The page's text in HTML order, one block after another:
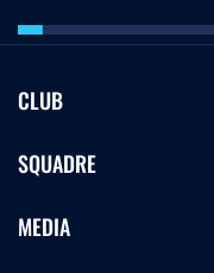
CLUB
SQUADRE
MEDIA